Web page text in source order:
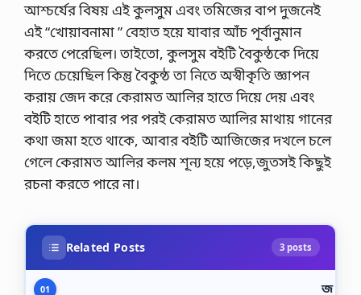
আশ্চর্যের বিষয় এই কুলসুম এবং তমিজের বাপ দুজনেই
এই “খোয়াবনামা ” বেহাত হয়ে যাবার আঁচ পূর্বানুমান
করতে পেরেছিল। তাইতো, কুলসুম বইটি বৈকুন্ঠকে দিয়ে
দিতে চেয়েছিল কিন্তু বৈকুন্ঠ তা নিতে অস্বীকৃতি জ্ঞাপন
করায় জেদ করে কেরামত আলির হাতে দিয়ে দেয় এবং
বইটি হাতে পাবার পর পরই কেরামত আলির মাথায় গানের
কথা জমা হতে থাকে, আবার বইটি আজিজের দখলে চলে
গেলে কেরামত আলির কলম শূন্য হয়ে পড়ে,জুতসই কিছুই
রচনা করতে পারে না।
Related Posts 3 posts
01
জ